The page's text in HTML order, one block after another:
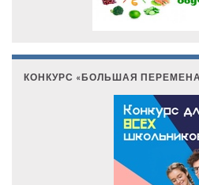
КОНКУРС «БОЛЬШАЯ